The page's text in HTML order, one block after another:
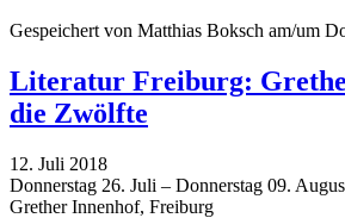
Gespeichert von Matthias Boksch am/um
Literatur Freiburg:
die Zwölfte
12. Juli 2018
Donnerstag 26. Juli – Donnerstag 09.
Grether Innenhof, Freiburg